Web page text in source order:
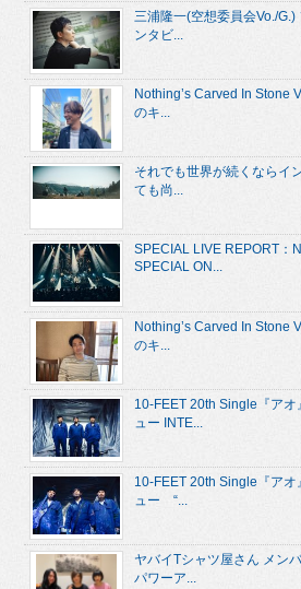
三浦隆一(空想委員会Vo./
ンタビ...
Nothing’s Carved In Stone
のキ...
それでも世界が続くならイ
ても尚...
SPECIAL LIVE REPORT：
SPECIAL ON...
Nothing’s Carved In Stone
のキ...
10-FEET 20th Single『アオ
ュー INTE...
10-FEET 20th Single『アオ
ュー “...
ヤバイTシャツ屋さん メン
パワーア...